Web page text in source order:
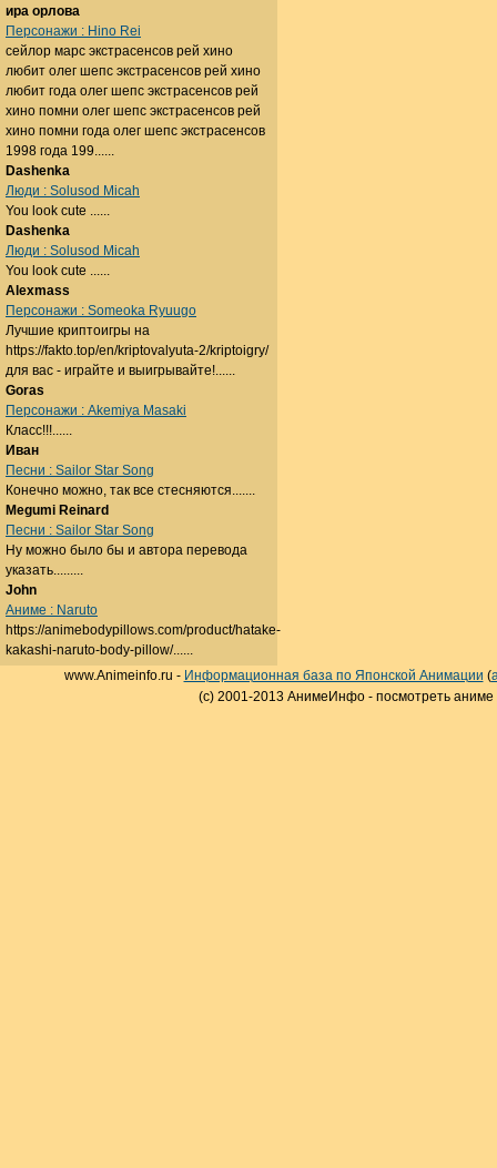
ира орлова
Персонажи : Hino Rei
сейлор марс экстрасенсов рей хино
любит олег шепс экстрасенсов рей хино
любит года олег шепс экстрасенсов рей
хино помни олег шепс экстрасенсов рей
хино помни года олег шепс экстрасенсов
1998 года 199......
Dashenka
Люди : Solusod Micah
You look cute ......
Dashenka
Люди : Solusod Micah
You look cute ......
Alexmass
Персонажи : Someoka Ryuugo
Лучшие криптоигры на
https://fakto.top/en/kriptovalyuta-2/kriptoigry/
для вас - играйте и выигрывайте!......
Goras
Персонажи : Akemiya Masaki
Класс!!!......
Иван
Песни : Sailor Star Song
Конечно можно, так все стесняются.......
Megumi Reinard
Песни : Sailor Star Song
Ну можно было бы и автора перевода
указать.........
John
Аниме : Naruto
https://animebodypillows.com/product/hatake-
kakashi-naruto-body-pillow/......
www.Animeinfo.ru - Информационная база по Японской Анимации (
(c) 2001-2013 АнимеИнфо - посмотреть аниме